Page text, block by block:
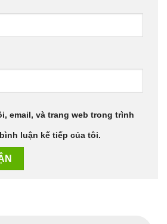
email, và trang web trong trình
luận kế tiếp của tôi.